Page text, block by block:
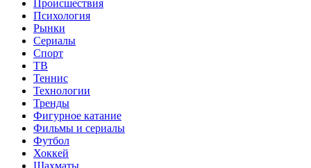
Происшествия
Психология
Рынки
Сериалы
Спорт
ТВ
Теннис
Технологии
Тренды
Фигурное катание
Фильмы и сериалы
Футбол
Хоккей
Шахматы